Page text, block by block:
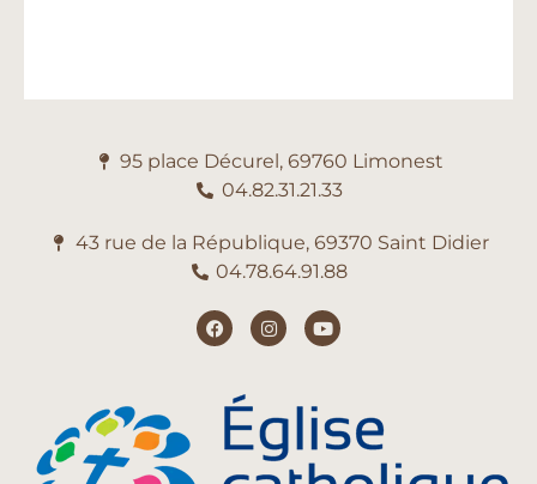
95 place Décurel, 69760 Limonest
04.82.31.21.33
43 rue de la République, 69370 Saint Didier
04.78.64.91.88